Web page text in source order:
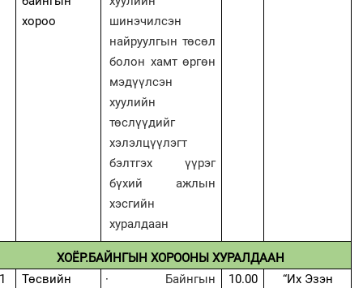
хороо
шинэчилсэн
найруулгын төсөл
болон хамт өргөн
мэдүүлсэн
хуулийн
төслүүдийг
хэлэлцүүлэгт
бэлтгэх үүрэг
бүхий ажлын
хэсгийн
хуралдаан
ХОЁР.БАЙНГЫН ХОРООНЫ ХУРАЛДААН
1
Төсвийн
·
Байнгын
10.00
“Их Эзэн